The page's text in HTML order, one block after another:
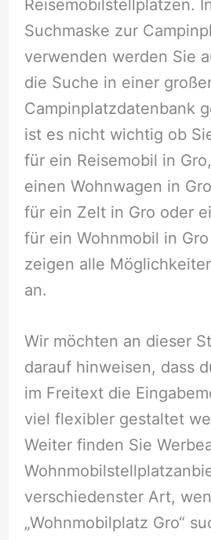
Reisemobilstellplätzen.
Suchmaske zur
verwenden werden Sie
die Suche in einer
Campinplatzdatenbank
ist es nicht wichtig ob
für ein Reisemobil in
einen Wohnwagen in
für ein Zelt in Gro oder
für ein Wohnmobil in
zeigen alle
an.
Wir möchten an dieser
darauf hinweisen, dass
im Freitext die
viel flexibler gestaltet
Weiter finden Sie
verschiedenster Art,
„Wohnmobilplatz Gro“